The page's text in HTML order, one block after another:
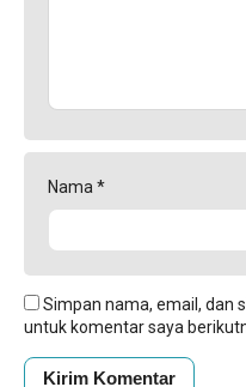
Nama*
Simpan nama, email, dan
untuk komentar saya